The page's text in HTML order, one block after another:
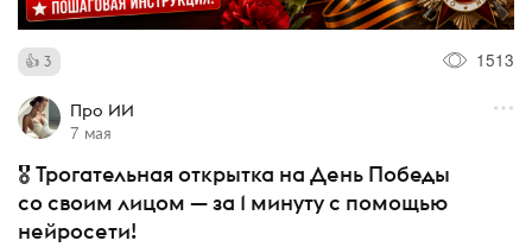
3 1513
Про ИИ
7 мая
🎖️ Трогательная открытка на День Победы
со своим лицом — за 1 минуту с помощью
нейросети!